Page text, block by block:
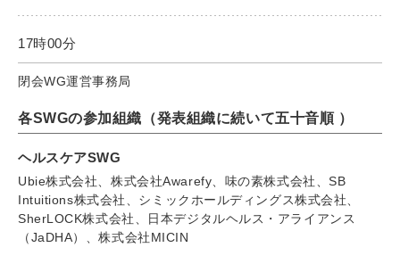
17時00分
閉会WG運営事務局
各SWGの参加組織（発表組織に続いて五十音順 ）
ヘルスケアSWG
Ubie株式会社、株式会社Awarefy、味の素株式会社、SB
Intuitions株式会社、シミックホールディングス株式会社、
SherLOCK株式会社、日本デジタルヘルス・アライアンス
（JaDHA）、株式会社MICIN